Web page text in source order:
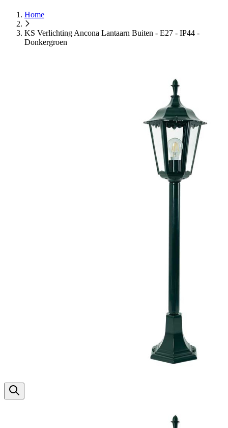
Home
KS Verlichting Ancona Lantaarn Buiten - E27 - IP44 -
Donkergroen